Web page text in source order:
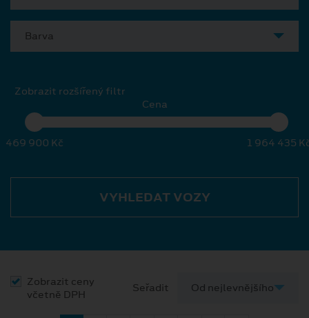
Barva
Zobrazit rozšířený filtr
Cena
469 900 Kč 1 964 435
VYHLEDAT VOZY
Zobrazit ceny
včetně DPH
Seřadit